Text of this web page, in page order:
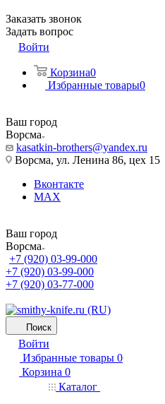
Заказать звонок
Задать вопрос
Войти
Корзина0
Избранные товары0
Ваш город
Ворсма
kasatkin-brothers@yandex.ru
Ворсма, ул. Ленина 86, цех 15
Вконтакте
MAX
Ваш город
Ворсма
+7 (920) 03-99-000
+7 (920) 03-99-000
+7 (920) 03-77-000
Поиск
Войти
Избранные товары 0
Корзина 0
Каталог